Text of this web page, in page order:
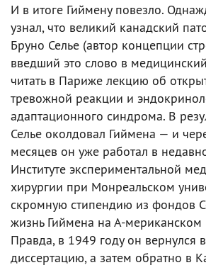
И в итоге Гиймену повезло.
узнал, что великий канадский
Бруно Селье (автор концепции
введший это слово в
читать в Париже лекцию об
тревожной реакции и
адаптационного синдрома. В
Селье околдовал Гиймена — и
месяцев он уже работал в
Институте экспериментальной
хирургии при Монреальском
скромную стипендию из фондов
жизнь Гиймена на А-мериканском
Правда, в 1949 году он вернулся
диссертацию, а затем обратно в